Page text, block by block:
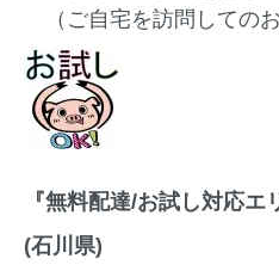
（ご自宅を訪問しての
『無料配達/お試し対応エ
(石川県)